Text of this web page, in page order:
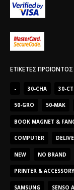
ΕΤΙΚΈΤΕΣ ΠΡΟΪΌΝΤΟΣ
- 30-CHA 30-
50-GRO 50-MAK
BOOK MAGNET &
COMPUTER
NEW NO BRAND
PRINTER & ACCESSORY
SAMSUNG SENSO